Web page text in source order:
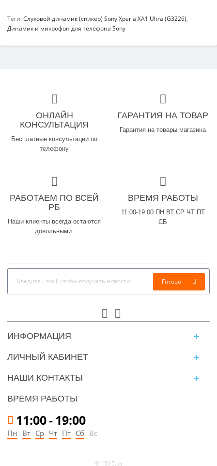
Теги:Слуховой динамик (спикер) Sony Xperia XA1 Ultra (G3226),
Динамик и микрофон для телефона Sony
ОНЛАЙН
КОНСУЛЬТАЦИЯ
Бесплатные консультации по
телефону
ГАРАНТИЯ НА ТОВАР
Гарантия на товары магазина
РАБОТАЕМ ПО ВСЕЙ
РБ
Наши клиенты всегда остаются
довольными.
ВРЕМЯ РАБОТЫ
11:00-19:00 ПН ВТ СР ЧТ ПТ
СБ
Готово
ИНФОРМАЦИЯ
ЛИЧНЫЙ КАБИНЕТ
НАШИ КОНТАКТЫ
ВРЕМЯ РАБОТЫ
11:00-19:00
Пн Вт Ср Чт Пт Сб Вс
© 1515.by